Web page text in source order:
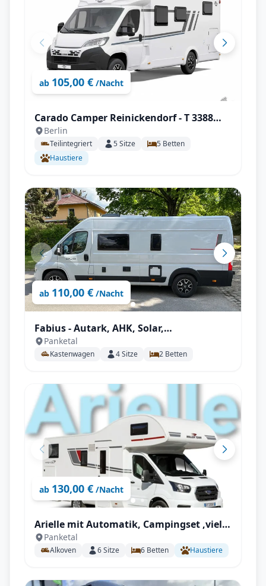
ab 105,00 € /Nacht
Carado Camper Reinickendorf - T 3388
Palmo Edition mit Solar uvm.
Berlin
Teilintegriert 5Sitze 5 Betten
Haustiere
ab 110,00 € /Nacht
Fabius - Autark, AHK, Solar,
Fahrradträger, Markise, Campingsset
uvm.
Panketal
Kastenwagen 4Sitze 2 Betten
ab 130,00 € /Nacht
Arielle mit Automatik, Campingset ,viel
Staumöglichkeiten uvm.
Panketal
Alkoven 6Sitze 6 Betten Haustiere